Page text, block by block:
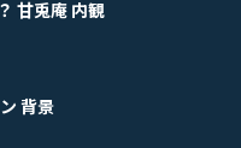
甘兎庵 内観
背景